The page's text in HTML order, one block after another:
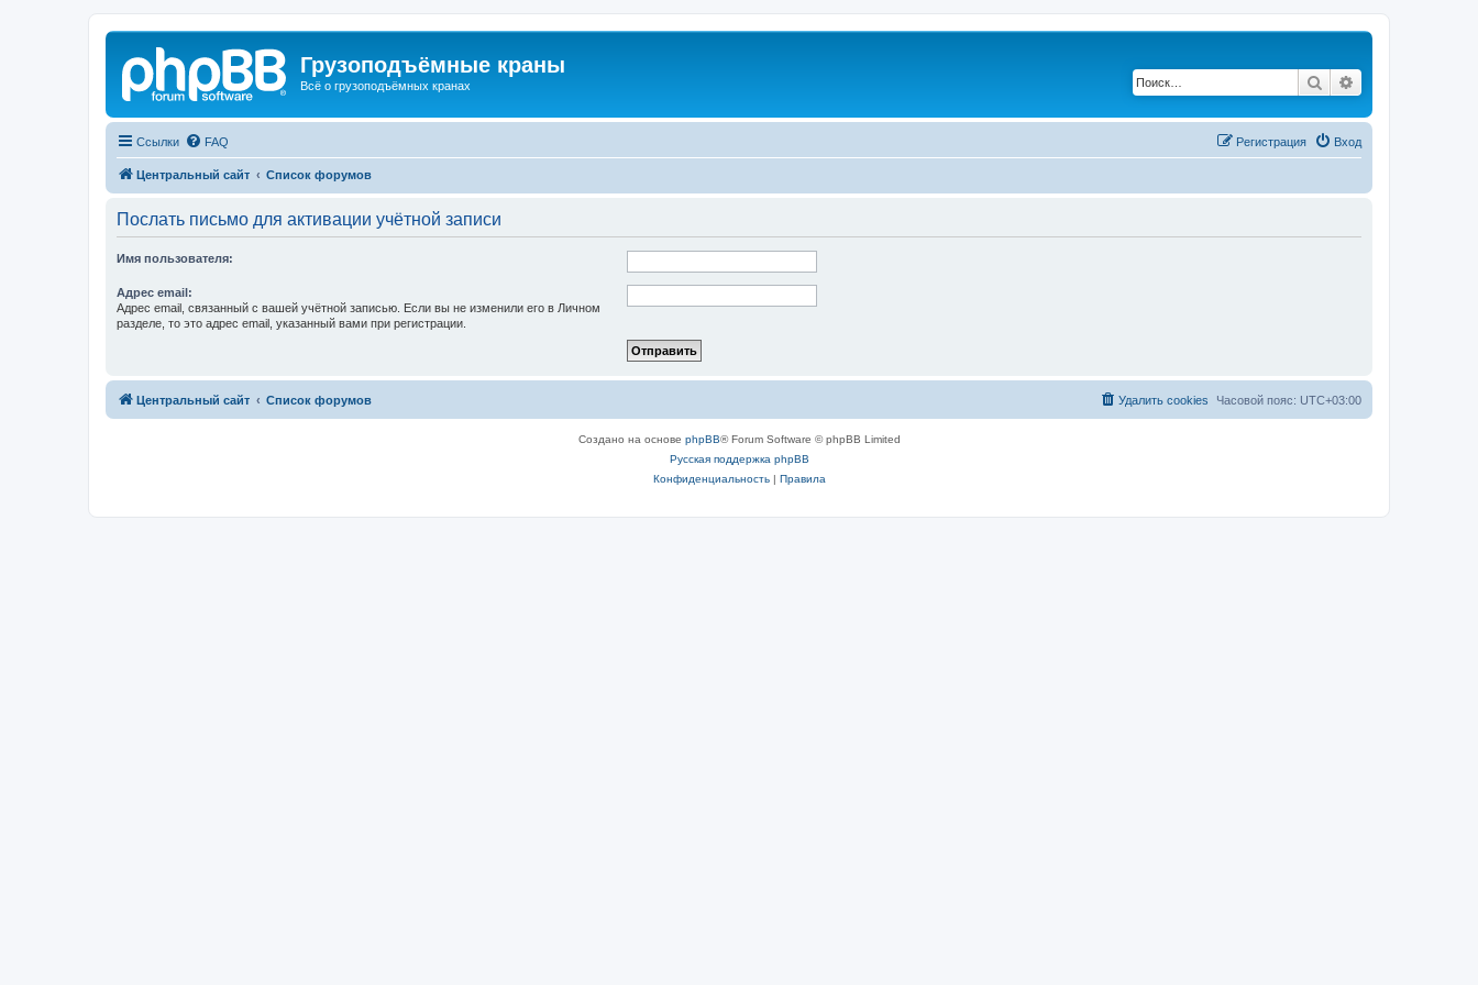
Грузоподъёмные краны
Всё о грузоподъёмных кранах Поиск
Ссылки FAQ Вход
Регистрация
Центральный сайт Список форумов
Послать письмо для активации учётной записи
Имя пользователя:
Адрес email:
Адрес email, связанный с вашей учётной записью. Если вы не изменили его в Личном
разделе, то это адрес email, указанный вами при регистрации.
Центральный сайт Список форумов Часовой пояс: UTC+03:00
Удалить cookies
Создано на основе phpBB® Forum Software © phpBB Limited
Русская поддержка phpBB
Конфиденциальность| Правила